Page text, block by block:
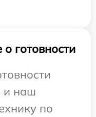
готовности
и наш
по